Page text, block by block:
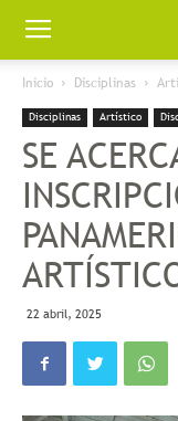
Worldskate
America
Inicio Disciplinas
Disciplinas Artístico
SE
22 abril, 2025